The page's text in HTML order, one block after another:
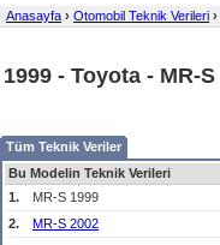
Anasayfa › Otomobil Teknik Verileri ›
1999 - Toyota - MR-S
Tüm Teknik Veriler
Bu Modelin Teknik Verileri
1.
MR-S 1999
2.
MR-S 2002